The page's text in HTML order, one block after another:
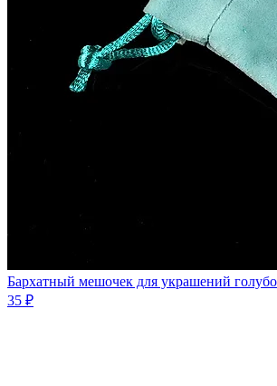
Бархатный мешочек для украшений
35 ₽